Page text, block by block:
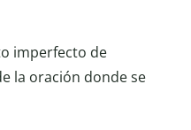
imperfecto de
la oración donde se